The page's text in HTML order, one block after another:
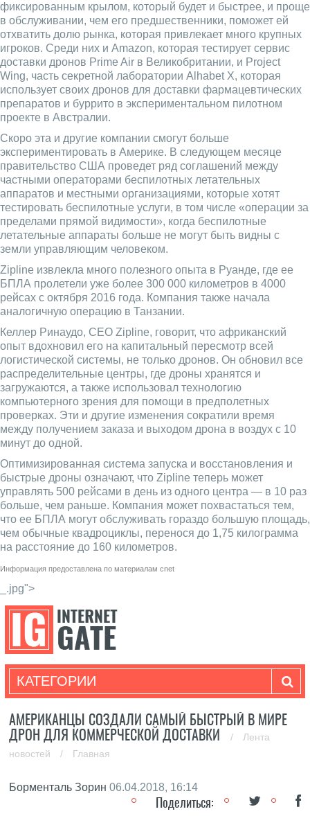
фиксированным крылом, который будет и быстрее, и проще
в обслуживании, чем его предшественники, поможет ей
отхватить долю рынка, которая привлекает много крупных
игроков. Среди них и Amazon, которая тестирует сервис
доставки дронов Prime Air в Великобритании, и Project
Wing, часть секретной лаборатории Alhabet X, которая
использует своих дронов для доставки фармацевтических
препаратов и буррито в экспериментальном пилотном
проекте в Австралии.
Скоро эта и другие компании смогут больше
экспериментировать в Америке. В следующем месяце
правительство США проведет ряд соглашений между
частными операторами беспилотных летательных
аппаратов и местными организациями, которые хотят
тестировать беспилотные услуги, в том числе «операции за
пределами прямой видимости», когда беспилотные
летательные аппараты больше не могут быть видны с
земли управляющим человеком.
Zipline извлекла много полезного опыта в Руанде, где ее
БПЛА пролетели уже более 300 000 километров в 4000
рейсах с октября 2016 года. Компания также начала
аналогичную операцию в Танзании.
Келлер Ринаудо, CEO Zipline, говорит, что африканский
опыт вдохновил его на капитальный пересмотр всей
логистической системы, не только дронов. Он обновил все
распределительные центры, где дроны хранятся и
загружаются, а также использовал технологию
компьютерного зрения для помощи в предполетных
проверках. Эти и другие изменения сократили время
между получением заказа и выходом дрона в воздух с 10
минут до одной.
Оптимизированная система запуска и восстановления и
быстрые дроны означают, что Zipline теперь может
управлять 500 рейсами в день из одного центра — в 10 раз
больше, чем раньше. Компания может похвастаться тем,
что ее БПЛА могут обслуживать гораздо большую площадь,
чем обычные квадроциклы, перенося до 1,75 килограмма
на расстояние до 160 километров.
Информация предоставлена по материалам cnet
_.jpg">
КАТЕГОРИИ
АМЕРИКАНЦЫ СОЗДАЛИ САМЫЙ БЫСТРЫЙ В МИРЕ
ДРОН ДЛЯ КОММЕРЧЕСКОЙ ДОСТАВКИ
/
Лента
новостей
/ Главная
Борменталь Зорин 06.04.2018, 16:14
Поделиться: